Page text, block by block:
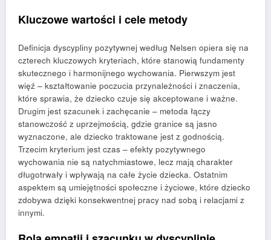
Kluczowe wartości i cele metody
Definicja dyscypliny pozytywnej według Nelsen opiera się na
czterech kluczowych kryteriach, które stanowią fundamenty
skutecznego i harmonijnego wychowania. Pierwszym jest
więź – kształtowanie poczucia przynależności i znaczenia,
które sprawia, że dziecko czuje się akceptowane i ważne.
Drugim jest szacunek i zachęcanie – metoda łączy
stanowczość z uprzejmością, gdzie granice są jasno
wyznaczone, ale dziecko traktowane jest z godnością.
Trzecim kryterium jest czas – efekty pozytywnego
wychowania nie są natychmiastowe, lecz mają charakter
długotrwały i wpływają na całe życie dziecka. Ostatnim
aspektem są umiejętności społeczne i życiowe, które dziecko
zdobywa dzięki konsekwentnej pracy nad sobą i relacjami z
innymi.